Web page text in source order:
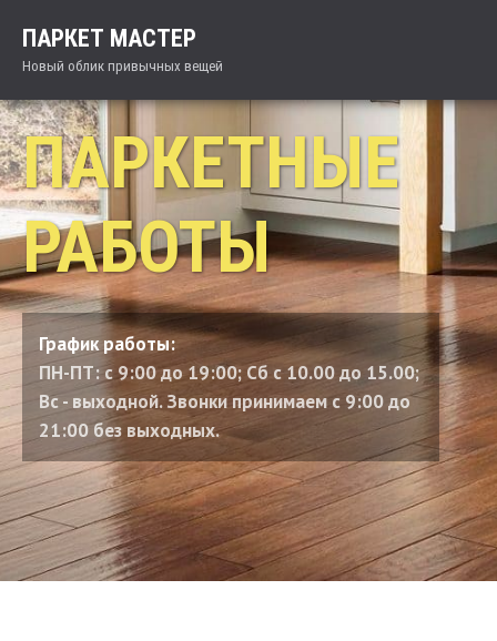
ПАРКЕТ МАСТЕР
Новый облик привычных вещей
ПАРКЕТНЫЕ
РАБОТЫ
График работы:
ПН-ПТ: с 9:00 до 19:00; Сб с 10.00 до 15.00;
Вс - выходной. Звонки принимаем с 9:00 до
21:00 без выходных.